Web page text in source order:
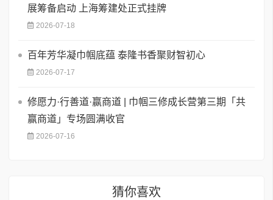
展筹备启动 上海筹建处正式挂牌
2026-07-18
百年芳华凝巾帼底蕴 泰隆书香聚财智初心
2026-07-17
修愿力·行善道·赢商道 | 巾帼三修成长营第三期「共
赢商道」专场圆满收官
2026-07-16
猜你喜欢